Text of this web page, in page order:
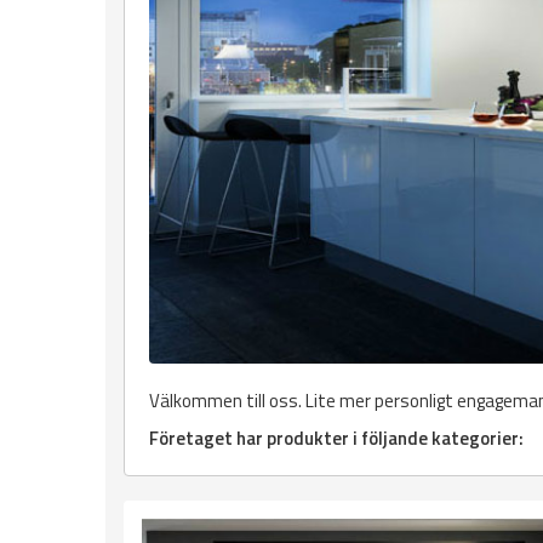
Välkommen till oss. Lite mer personligt
Företaget har produkter i följande kategorier: